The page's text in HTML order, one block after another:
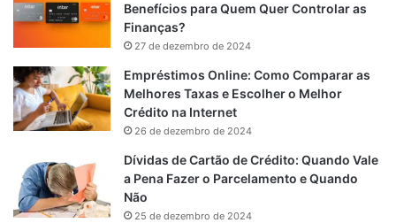
Benefícios para Quem Quer Controlar as
Finanças?
27 de dezembro de 2024
Empréstimos Online: Como Comparar as
Melhores Taxas e Escolher o Melhor
Crédito na Internet
26 de dezembro de 2024
Dívidas de Cartão de Crédito: Quando Vale
a Pena Fazer o Parcelamento e Quando
Não
25 de dezembro de 2024